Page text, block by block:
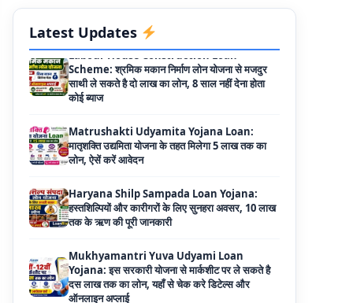
Latest Updates
कोई ब्याज
Matrushakti Udyamita Yojana Loan:
मातृशक्ति उद्यमिता योजना के तहत मिलेगा 5 लाख तक का
लोन, ऐसें करें आवेदन
Haryana Shilp Sampada Loan Yojana:
हस्तशिल्पियों और कारीगरों के लिए सुनहरा अवसर, 10 लाख
तक के ऋण की पूरी जानकारी
Mukhyamantri Yuva Udyami Loan
Yojana: इस सरकारी योजना से मार्कशीट पर ले सकते है
दस लाख तक का लोन, यहाँ से चेक करे डिटेल्स और
ऑनलाइन अप्लाई
Haryana Widow Loan Scheme: इस सरकारी
स्कीम से महिलाओं को मिलता है 3 लाख का लोन, साथ ही
50000 रूपए की सब्सिडी